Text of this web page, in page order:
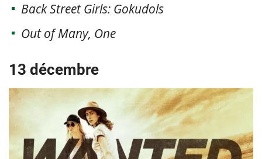
Back Street Girls: Gokudols
Out of Many, One
13 décembre